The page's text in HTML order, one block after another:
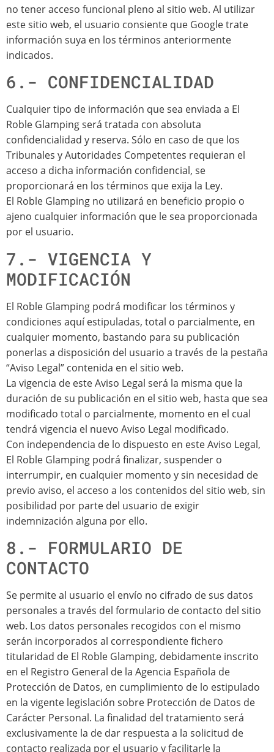
no tener acceso funcional pleno al sitio web. Al utilizar
este sitio web, el usuario consiente que Google trate
información suya en los términos anteriormente
indicados.
6.- CONFIDENCIALIDAD
Cualquier tipo de información que sea enviada a El
Roble Glamping será tratada con absoluta
confidencialidad y reserva. Sólo en caso de que los
Tribunales y Autoridades Competentes requieran el
acceso a dicha información confidencial, se
proporcionará en los términos que exija la Ley.
El Roble Glamping no utilizará en beneficio propio o
ajeno cualquier información que le sea proporcionada
por el usuario.
7.- VIGENCIA Y
MODIFICACIÓN
El Roble Glamping podrá modificar los términos y
condiciones aquí estipuladas, total o parcialmente, en
cualquier momento, bastando para su publicación
ponerlas a disposición del usuario a través de la pestaña
“Aviso Legal” contenida en el sitio web.
La vigencia de este Aviso Legal será la misma que la
duración de su publicación en el sitio web, hasta que sea
modificado total o parcialmente, momento en el cual
tendrá vigencia el nuevo Aviso Legal modificado.
Con independencia de lo dispuesto en este Aviso Legal,
El Roble Glamping podrá finalizar, suspender o
interrumpir, en cualquier momento y sin necesidad de
previo aviso, el acceso a los contenidos del sitio web, sin
posibilidad por parte del usuario de exigir
indemnización alguna por ello.
8.- FORMULARIO DE
CONTACTO
Se permite al usuario el envío no cifrado de sus datos
personales a través del formulario de contacto del sitio
web. Los datos personales recogidos con el mismo
serán incorporados al correspondiente fichero
titularidad de El Roble Glamping, debidamente inscrito
en el Registro General de la Agencia Española de
Protección de Datos, en cumplimiento de lo estipulado
en la vigente legislación sobre Protección de Datos de
Carácter Personal. La finalidad del tratamiento será
exclusivamente la de dar respuesta a la solicitud de
contacto realizada por el usuario y facilitarle la